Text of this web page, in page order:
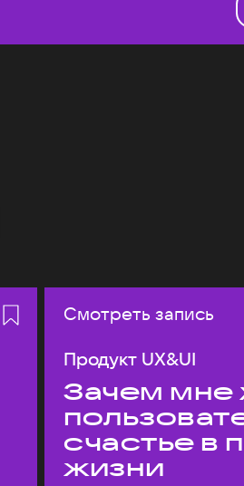
Смотреть запись
Продукт UX&UI
Зачем мне
счастье в
жизни